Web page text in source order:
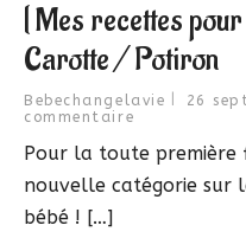
[ Mes recettes
Carotte / Potiron
Bebechangelavie 26
commentaire
Pour la toute première
nouvelle catégorie sur
bébé ! […]